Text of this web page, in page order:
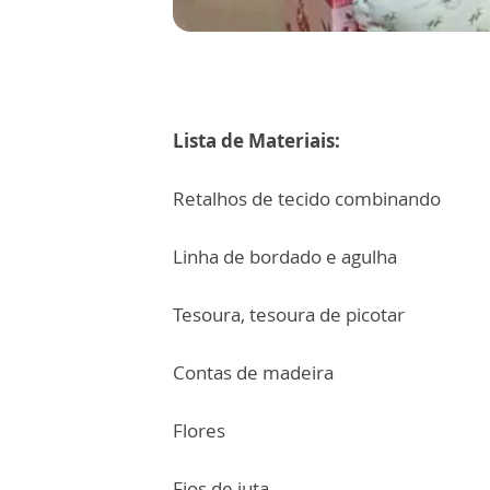
Lista de Materiais:
Retalhos de tecido combinando
Linha de bordado e agulha
Tesoura, tesoura de picotar
Contas de madeira
Flores